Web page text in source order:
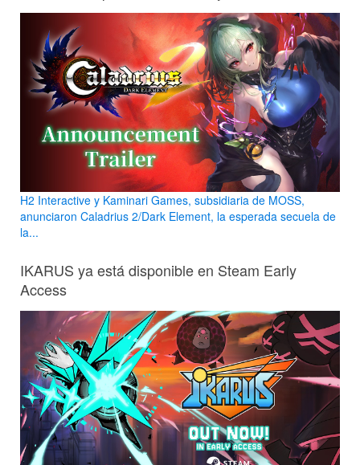
H2 Interactive y Kaminari Games, subsidiaria de MOSS,
anunciaron Caladrius 2/Dark Element, la esperada secuela de
la...
IKARUS ya está disponible en Steam Early
Access